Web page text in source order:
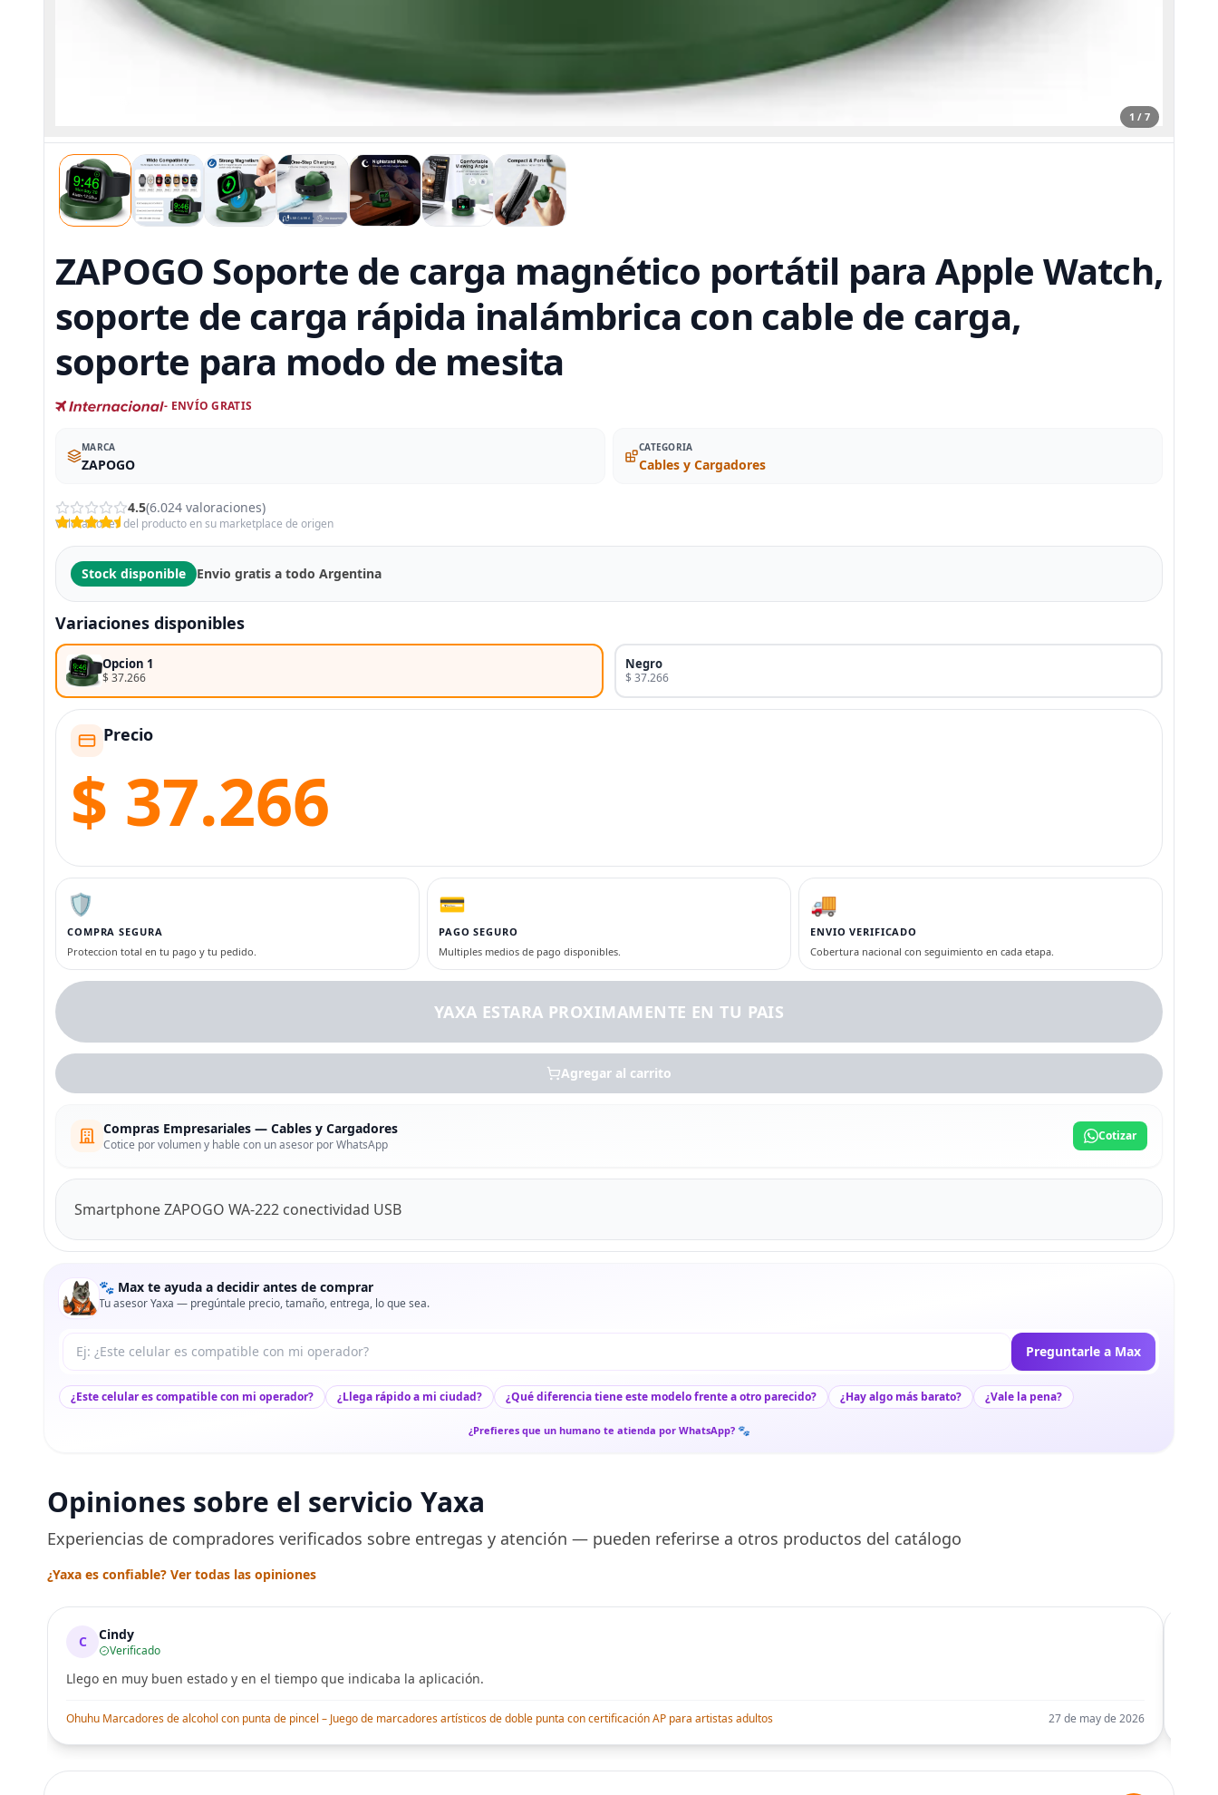
1 / 7
ZAPOGO Soporte de carga magnético portátil para Apple Watch,
soporte de carga rápida inalámbrica con cable de carga,
soporte para modo de mesita
- ENVÍO GRATIS
MARCA
ZAPOGO
CATEGORIA
Cables y Cargadores
4.5(6.024 valoraciones)
Valoraciones del producto en su marketplace de origen
Stock disponible Envio gratis a todo Argentina
Variaciones disponibles
Opcion 1
$ 37.266
Negro
$ 37.266
Precio
$ 37.266
🛡️
COMPRA SEGURA
Proteccion total en tu pago y tu pedido.
💳
PAGO SEGURO
Multiples medios de pago disponibles.
🚚
ENVIO VERIFICADO
Cobertura nacional con seguimiento en cada etapa.
YAXA ESTARA PROXIMAMENTE EN TU PAIS
Agregar al carrito
Compras Empresariales — Cables y Cargadores
Cotice por volumen y hable con un asesor por WhatsApp
Cotizar
Smartphone ZAPOGO WA-222 conectividad USB
🐾 Max te ayuda a decidir antes de comprar
Tu asesor Yaxa — pregúntale precio, tamaño, entrega, lo que sea.
Tu pregunta a Max Preguntarle a Max
¿Este celular es compatible con mi operador? ¿Llega rápido a mi ciudad? ¿Qué diferencia tiene este modelo frente a otro parecido? ¿Hay algo más barato? ¿Vale la pena?
¿Prefieres que un humano te atienda por WhatsApp? 🐾
Opiniones sobre el servicio Yaxa
Experiencias de compradores verificados sobre entregas y atención — pueden referirse a otros productos del catálogo
¿Yaxa es confiable? Ver todas las opiniones
C Cindy
Verificado
Llego en muy buen estado y en el tiempo que indicaba la aplicación.
Ohuhu Marcadores de alcohol con punta de pincel – Juego de marcadores artísticos de doble punta con certificación AP para artistas adultos 27 de may de 2026